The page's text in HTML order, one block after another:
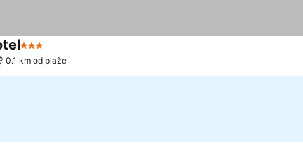
3 Zvezdice
0.1 km od plaže